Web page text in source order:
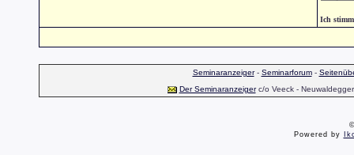
Ich
Seminaranzeiger- Seminarforum-
Der Seminaranzeigerc/o Veeck -
Powered by